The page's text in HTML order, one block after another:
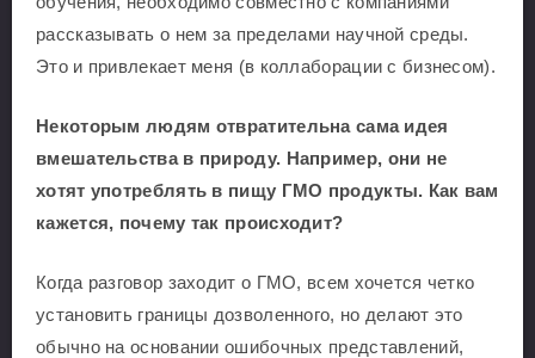
рассказывать о нем за пределами научной среды.
Это и привлекает меня (в коллаборации с бизнесом).
Некоторым людям отвратительна сама идея
вмешательства в природу. Например, они не
хотят употреблять в пищу ГМО продукты. Как вам
кажется, почему так происходит?
Когда разговор заходит о ГМО, всем хочется четко
установить границы дозволенного, но делают это
обычно на основании ошибочных представлений,